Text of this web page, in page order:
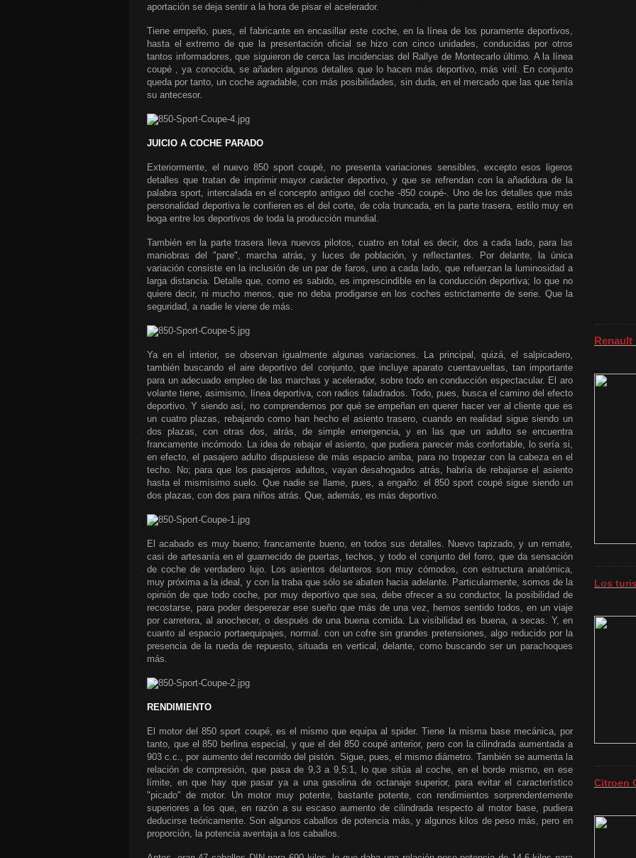
aportación se deja sentir a la hora de pisar el acelerador.
Tiene empeño, pues, el fabricante en encasillar este coche, en la línea de los puramente deportivos,
hasta el extremo de que la presentación oficial se hizo con cinco unidades, conducidas por otros
tantos informadores, que siguieron de cerca las incidencias del Rallye de Montecarlo último. A la línea
coupé , ya conocida, se añaden algunos detalles que lo hacen más deportivo, más viril. En conjunto
queda por tanto, un coche agradable, con más posibilidades, sin duda, en el mercado que las que tenía
su antecesor.
JUICIO A COCHE PARADO
Exteriormente, el nuevo 850 sport coupé, no presenta variaciones sensibles, excepto esos ligeros
detalles que tratan de imprimir mayor carácter deportivo, y que se refrendan con la añadidura de la
palabra sport, intercalada en el concepto antiguo del coche -850 coupé-. Uno de los detalles que más
personalidad deportiva le confieren es el del corte, de cola truncada, en la parte trasera, estilo muy en
boga entre los deportivos de toda la producción mundial.
También en la parte trasera lleva nuevos pilotos, cuatro en total es decir, dos a cada lado, para las
maniobras del "pare", marcha atrás, y luces de población, y reflectantes. Por delante, la única
variación consiste en la inclusión de un par de faros, uno a cada lado, que refuerzan la luminosidad a
larga distancia. Detalle que, como es sabido, es imprescindible en la conducción deportiva; lo que no
quiere decir, ni mucho menos, que no deba prodigarse en los coches estrictamente de serie. Que la
seguridad, a nadie le viene de más.
Ya en el interior, se observan igualmente algunas variaciones. La principal, quizá, el salpicadero,
también buscando el aire deportivo del conjunto, que incluye aparato cuentavueltas, tan importante
para un adecuado empleo de las marchas y acelerador, sobre todo en conducción espectacular. El aro
volante tiene, asimismo, línea deportiva, con radios taladrados. Todo, pues, busca el camino del efecto
deportivo. Y siendo así, no comprendemos por qué se empeñan en querer hacer ver al cliente que es
un cuatro plazas, rebajando como han hecho el asiento trasero, cuando en realidad sigue siendo un
dos plazas, con otras dos, atrás, de simple emergencia, y en las que un adulto se encuentra
francamente incómodo. La idea de rebajar el asiento, que pudiera parecer más confortable, lo sería si,
en efecto, el pasajero adulto dispusiese de más espacio arriba, para no tropezar con la cabeza en el
techo. No; para que los pasajeros adultos, vayan desahogados atrás, habría de rebajarse el asiento
hasta el mismísimo suelo. Que nadie se llame, pues, a engaño: el 850 sport coupésigue siendo un
dos plazas, con dos para niños atrás. Que, además, es más deportivo.
El acabado es muy bueno; francamente bueno, en todos sus detalles. Nuevo tapizado, y un remate,
casi de artesanía en el guarnecido de puertas, techos, y todo el conjunto del forro, que da sensación
de coche de verdadero lujo. Los asientos delanteros son muy cómodos, con estructura anatómica,
muy próxima a la ideal, y con la traba que sólo se abaten hacia adelante. Particularmente, somos de la
opinión de que todo coche, por muy deportivo que sea, debe ofrecer a su conductor, la posibilidad de
recostarse, para poder desperezar ese sueño que más de una vez, hemos sentido todos, en un viaje
por carretera, al anochecer, o después de una buena comida. La visibilidad es buena, a secas. Y, en
cuanto al espacio portaequipajes, normal. con un cofre sin grandes pretensiones, algo reducido por la
presencia de la rueda de repuesto, situada en vertical, delante, como buscando ser un parachoques
más.
RENDIMIENTO
El motor del850 sport coupé, es el mismo que equipa al spider. Tiene la misma base mecánica, por
tanto, que el 850 berlina especial, y que el del 850 coupé anterior, pero con la cilindrada aumentada a
903 c.c., por aumento del recorrido del pistón. Sigue, pues, el mismo diámetro. También se aumenta la
relación de compresión, que pasa de 9,3 a 9,5:1, lo que sitúa al coche, en el borde mismo, en ese
límite, en que hay que pasar ya a una gasolina de octanaje superior, para evitar el característico
"picado" de motor. Un motor muy potente, bastante potente, con rendimientos sorprendentemente
superiores a los que, en razón a su escaso aumento de cilindrada respecto al motor base, pudiera
deducirse teóricamente. Son algunos caballos de potencia más, y algunos kilos de peso más, pero en
proporción, la potencia aventaja a los caballos.
Renault
Los
Citroen